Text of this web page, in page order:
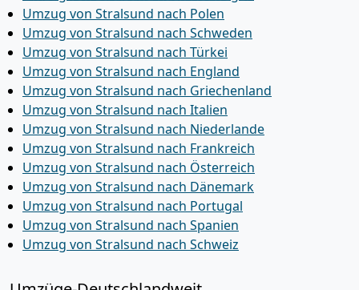
Umzug von Stralsund nach Polen
Umzug von Stralsund nach Schweden
Umzug von Stralsund nach Türkei
Umzug von Stralsund nach England
Umzug von Stralsund nach Griechenland
Umzug von Stralsund nach Italien
Umzug von Stralsund nach Niederlande
Umzug von Stralsund nach Frankreich
Umzug von Stralsund nach Österreich
Umzug von Stralsund nach Dänemark
Umzug von Stralsund nach Portugal
Umzug von Stralsund nach Spanien
Umzug von Stralsund nach Schweiz